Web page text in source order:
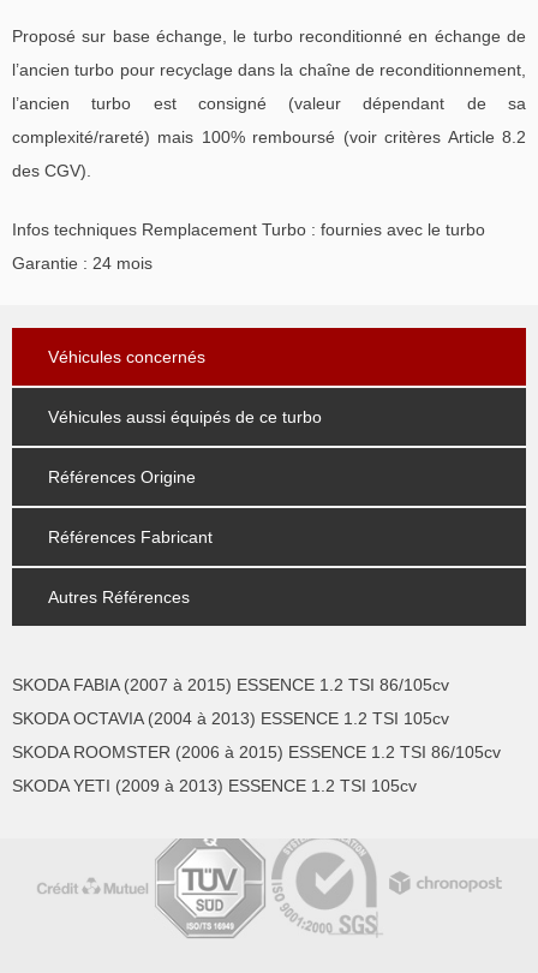
Proposé sur base échange, le turbo reconditionné en échange de
l’ancien turbo pour recyclage dans la chaîne de reconditionnement,
l’ancien turbo est consigné (valeur dépendant de sa
complexité/rareté) mais 100% remboursé (voir critères Article 8.2
des CGV).
Infos techniques Remplacement Turbo : fournies avec le turbo
Garantie : 24 mois
Véhicules concernés
Véhicules aussi équipés de ce turbo
Références Origine
Références Fabricant
Autres Références
SKODA FABIA (2007 à 2015) ESSENCE 1.2 TSI 86/105cv
SKODA OCTAVIA (2004 à 2013) ESSENCE 1.2 TSI 105cv
SKODA ROOMSTER (2006 à 2015) ESSENCE 1.2 TSI 86/105cv
SKODA YETI (2009 à 2013) ESSENCE 1.2 TSI 105cv